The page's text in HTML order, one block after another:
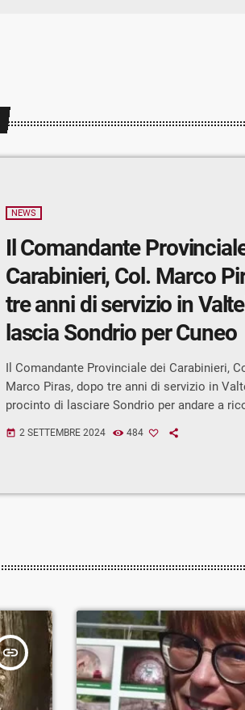
NEWS
Il Comandante
Carabinieri, Col. Marco
tre anni di servizio in
lascia Sondrio per Cuneo
Il Comandante Provinciale dei Carabinieri,
Marco Piras, dopo tre anni di servizio in
procinto di lasciare Sondrio per andare a
Piemonte. Gli succederà, dal 10 settembre, il
soddisfazioni per il Colonnello Piras,
today 2 SETTEMBRE 2024 484
insert_link